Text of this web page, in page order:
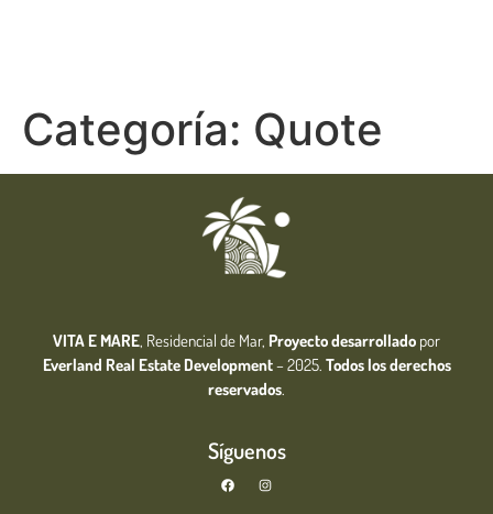
Categoría: Quote
VITA E MARE, Residencial de Mar, Proyecto desarrollado por
Everland Real Estate Development– 2025. Todos los derechos
reservados.
Síguenos